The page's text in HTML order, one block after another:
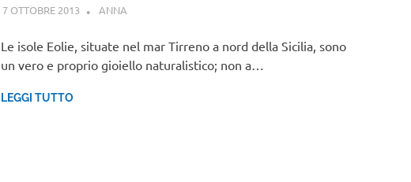
7 OTTOBRE 2013 ANNA
Le isole Eolie, situate nel mar Tirreno a nord della Sicilia, sono
un vero e proprio gioiello naturalistico; non a…
LEGGI TUTTO